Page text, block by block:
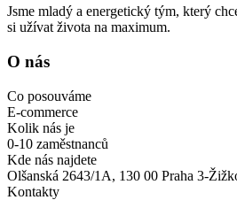
Jsme mladý a energetický tým, který
si užívat života na maximum.
O nás
Co posouváme
E-commerce
Kolik nás je
0-10 zaměstnanců
Kde nás najdete
Olšanská 2643/1A, 130 00 Praha 3-
Kontakty